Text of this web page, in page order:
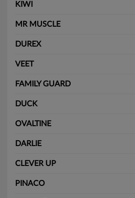
KIWI
MR MUSCLE
DUREX
VEET
FAMILY GUARD
DUCK
OVALTINE
DARLIE
CLEVER UP
PINACO